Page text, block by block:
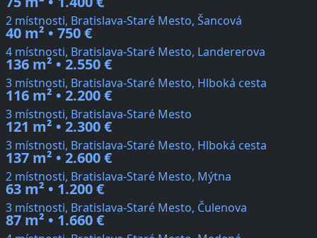
2 místnosti, Bratislava-Staré Mesto, Šancová
40 m² • 750 €
4 místnosti, Bratislava-Staré Mesto, Landererova
136 m² • 2.550 €
3 místnosti, Bratislava-Staré Mesto, Hlboká cesta
116 m² • 2.200 €
3 místnosti, Bratislava-Staré Mesto
121 m² • 2.300 €
3 místnosti, Bratislava-Staré Mesto, Hlboká cesta
137 m² • 2.600 €
2 místnosti, Bratislava-Staré Mesto, Mýtna
63 m² • 1.200 €
3 místnosti, Bratislava-Staré Mesto, Čulenova
87 m² • 1.660 €